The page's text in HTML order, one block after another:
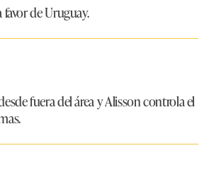
de Uruguay.
fuera del área y Alisson controla el